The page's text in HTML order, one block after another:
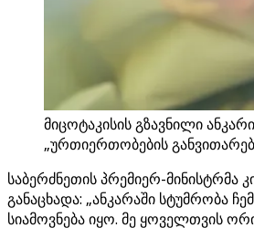
მიცოტაკისის გზავნილი
„ურთიერთობების
საბერძნეთის პრემიერ-მინისტრმა
განაცხადა: „ანკარაში სტუმრობა
სიამოვნება იყო. მე ყოველთვის